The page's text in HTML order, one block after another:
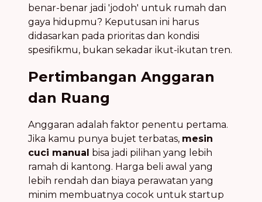
benar-benar jadi 'jodoh' untuk rumah dan
gaya hidupmu? Keputusan ini harus
didasarkan pada prioritas dan kondisi
spesifikmu, bukan sekadar ikut-ikutan tren.
Pertimbangan Anggaran
dan Ruang
Anggaran adalah faktor penentu pertama.
Jika kamu punya bujet terbatas, mesin
cuci manual bisa jadi pilihan yang lebih
ramah di kantong. Harga beli awal yang
lebih rendah dan biaya perawatan yang
minim membuatnya cocok untuk startup